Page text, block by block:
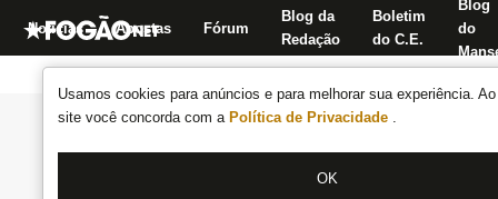
Usamos cookies para anúncios e para melhorar sua experiência.
site você concorda com a Política de Privacidade .
OK
Notícias Apostas Fórum
Blog da
Redação
Boletim
do C.E.
Blog
do